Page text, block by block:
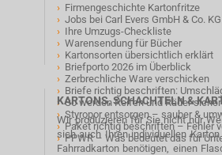
› Firmengeschichte Kartonfritze
› Jobs bei Carl Evers GmbH & Co. KG
› Ihre Umzugs-Checkliste
› Warensendung für Bücher
› Kartonsorten übersichtlich erklärt
› Briefporto 2026 im Überblick
› Zerbrechliche Ware verschicken
› Briefe richtig beschriften:
› So werden Reifen und Räder
› Styropor entsorgen – sauber &
› Paket richtig beschriften – Fehler
› PPWR – Was bedeutet das für
KARTONS, SCHACHTELN &
Wir produzieren für Sie nicht nur
sich auch Ihren individuellen
Fahrradkarton benötigen, einen